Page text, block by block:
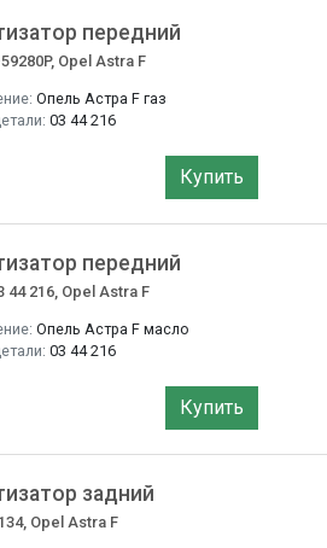
передний
Opel Astra F
Опель Астра F газ
03 44 216
Купить
передний
44 216, Opel Astra F
Опель Астра F масло
03 44 216
Купить
задний
Opel Astra F